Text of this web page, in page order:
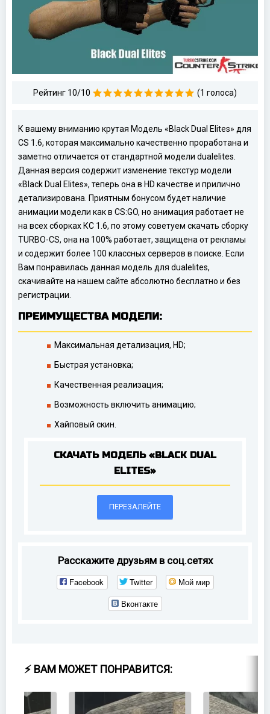
Рейтинг 10/10 (1 голоса)
К вашему вниманию крутая Модель «Black Dual Elites» для
CS 1.6, которая максимально качественно проработана и
заметно отличается от стандартной модели dualelites.
Данная версия содержит изменение текстур модели
«Black Dual Elites», теперь она в HD качестве и прилично
детализирована. Приятным бонусом будет наличие
анимации модели как в CS:GO, но анимация работает не
на всех сборках КС 1.6, по этому советуем скачать сборку
TURBO-CS, она на 100% работает, защищена от рекламы
и содержит более 100 классных серверов в поиске. Если
Вам понравилась данная модель для dualelites,
скачивайте на нашем сайте абсолютно бесплатно и без
регистрации.
ПРЕИМУЩЕСТВА МОДЕЛИ:
Максимальная детализация, HD;
Быстрая установка;
Качественная реализация;
Возможность включить анимацию;
Хайповый скин.
СКАЧАТЬ МОДЕЛЬ «BLACK DUAL
ELITES»
ПЕРЕЗАЛЕЙТЕ
Расскажите друзьям в соц.сетях
Facebook Twitter
Мой мир
Вконтакте
⚡ ВАМ МОЖЕТ ПОНРАВИТСЯ: